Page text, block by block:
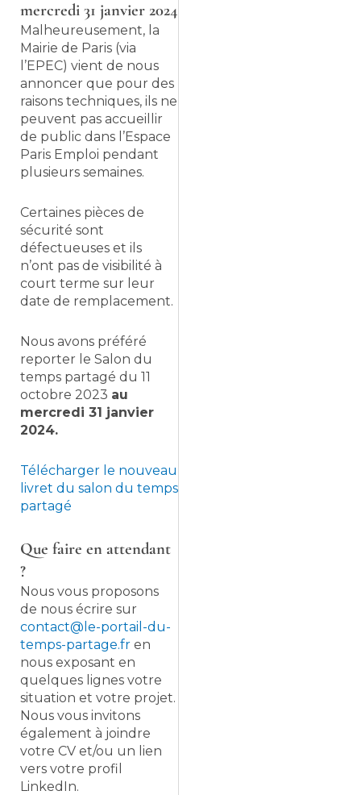
mercredi 31 janvier 2024
Malheureusement, la
Mairie de Paris (via
l’EPEC) vient de nous
annoncer que pour des
raisons techniques, ils ne
peuvent pas accueillir
de public dans l’Espace
Paris Emploi pendant
plusieurs semaines.
Certaines pièces de
sécurité sont
défectueuses et ils
n’ont pas de visibilité à
court terme sur leur
date de remplacement.
Nous avons préféré
reporter le Salon du
temps partagé du 11
octobre 2023 au
mercredi 31 janvier
2024.
Télécharger le nouveau
livret du salon du temps
partagé
Que faire en attendant
?
Nous vous proposons
de nous écrire sur
contact@le-portail-du-
temps-partage.fr en
nous exposant en
quelques lignes votre
situation et votre projet.
Nous vous invitons
également à joindre
votre CV et/ou un lien
vers votre profil
LinkedIn.